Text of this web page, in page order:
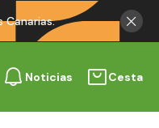
Canarias.
Noticias Cesta